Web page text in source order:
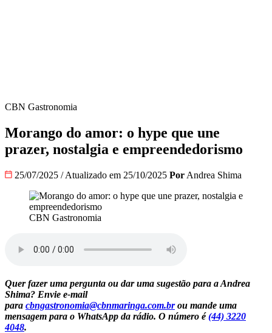
CBN Gastronomia
Morango do amor: o hype que une
prazer, nostalgia e empreendedorismo
25/07/2025 / Atualizado em 25/10/2025 Por Andrea Shima
CBN Gastronomia
Quer fazer uma pergunta ou dar uma sugestão para a Andrea
Shima? Envie e-mail
para cbngastronomia@cbnmaringa.com.brou mande uma
mensagem para o WhatsApp da rádio. O número é(44) 3220
4048.